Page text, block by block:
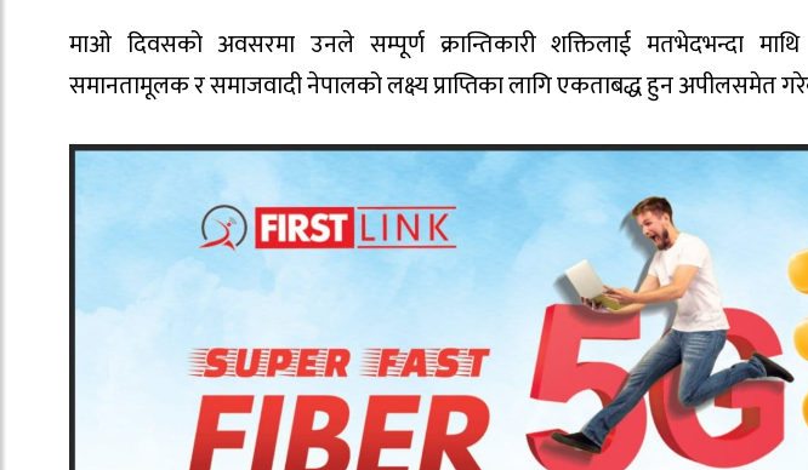
माओ दिवसको अवसरमा उनले सम्पूर्ण क्रान्तिकारी शक्तिलाई मतभेदभन्दा माथि
समानतामूलक र समाजवादी नेपालको लक्ष्य प्राप्तिका लागि एकताबद्ध हुन अपीलसमेत